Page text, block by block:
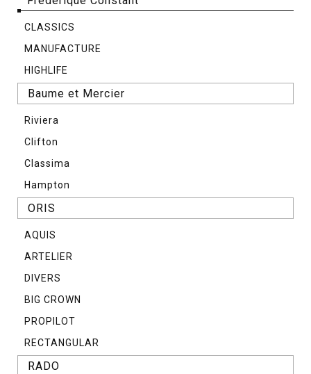
CLASSICS
MANUFACTURE
HIGHLIFE
Baume et Mercier
Riviera
Clifton
Classima
Hampton
ORIS
AQUIS
ARTELIER
DIVERS
BIG CROWN
PROPILOT
RECTANGULAR
RADO